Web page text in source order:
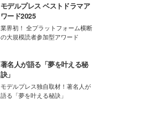
モデルプレス ベストドラマア
ワード2025
業界初！ 全プラットフォーム横断
の大規模読者参加型アワード
著名人が語る「夢を叶える秘
訣」
モデルプレス独自取材！著名人が
語る「夢を叶える秘訣」